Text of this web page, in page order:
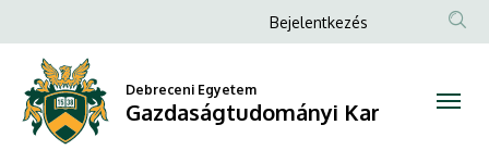
szervező
és
a
tartalomra
Anonim
menüje
Bejelentkezés
Debreceni Egyetem
Gazdaságtudományi Kar